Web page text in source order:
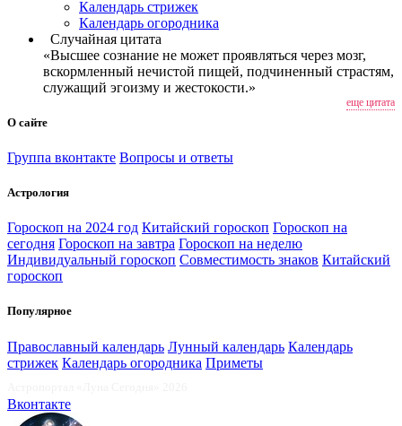
Календарь стрижек
Календарь огородника
Случайная цитата
«Высшее сознание не может проявляться через мозг,
вскормленный нечистой пищей, подчиненный страстям,
служащий эгоизму и жестокости.»
еще цитата
О сайте
Группа вконтакте Вопросы и ответы
Астрология
Гороскоп на 2024 год Китайский гороскоп Гороскоп на
сегодня Гороскоп на завтра Гороскоп на неделю
Индивидуальный гороскоп Совместимость знаков Китайский
гороскоп
Популярное
Православный календарь Лунный календарь Календарь
стрижек Календарь огородника Приметы
Вконтакте